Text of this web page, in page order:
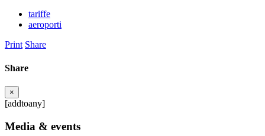
tariffe
aeroporti
Print Share
Share
×
[addtoany]
Media & events